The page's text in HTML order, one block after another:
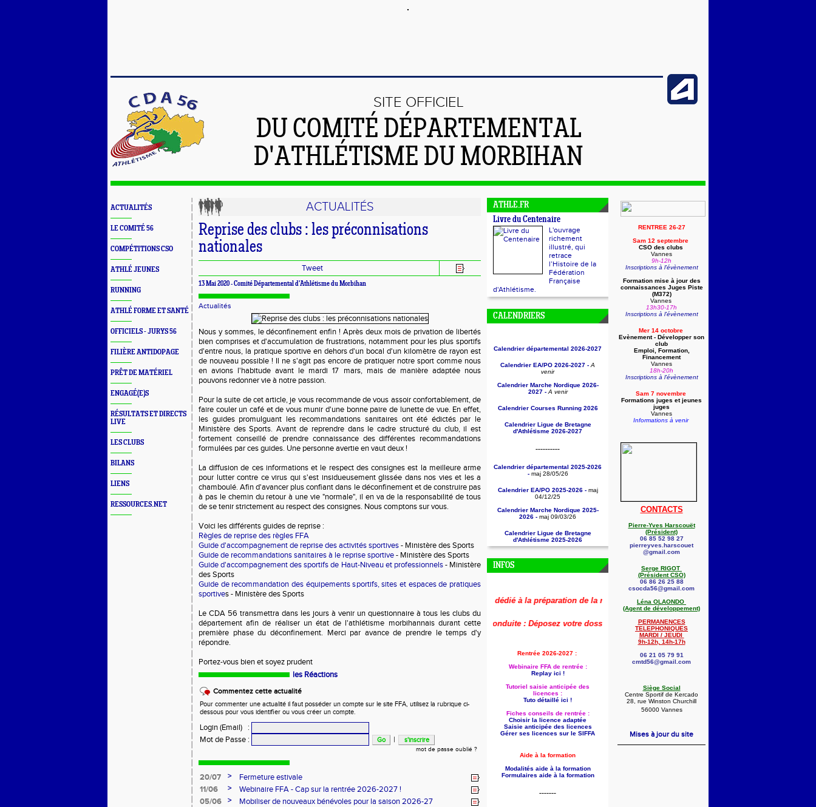
SITE OFFICIEL
DU COMITÉ DÉPARTEMENTAL
D'ATHLÉTISME DU MORBIHAN
ACTUALITÉS
LE COMITÉ 56
COMPÉTITIONS CSO
ATHLÉ JEUNES
RUNNING
ATHLÉ FORME ET SANTÉ
OFFICIELS - JURYS 56
FILIÈRE ANTIDOPAGE
PRÊT DE MATÉRIEL
ENGAGÉ(E)S
RÉSULTATS ET DIRECTS
LIVE
LES CLUBS
BILANS
LIENS
RESSOURCES.NET
ACTUALITÉS
Reprise des clubs : les préconnisations
nationales
Tweet
13 Mai 2020 -Comité Départemental d'Athlétisme du Morbihan
Actualités
Nous y sommes, le déconfinement enfin ! Après deux mois de privation de libertés
bien comprises et d'accumulation de frustrations, notamment pour les plus sportifs
d'entre nous, la pratique sportive en dehors d'un bocal d'un kilomètre de rayon est
de nouveau possible ! Il ne s'agit pas encore de pratiquer notre sport comme nous
en avions l'habitude avant le mardi 17 mars, mais de manière adaptée nous
pouvons redonner vie à notre passion.
Pour la suite de cet article, je vous recommande de vous assoir confortablement, de
faire couler un café et de vous munir d'une bonne paire de lunette de vue. En effet,
les guides promulguant les recommandations sanitaires ont été édictés par le
Ministère des Sports. Avant de reprendre dans le cadre structuré du club, il est
fortement conseillé de prendre connaissance des différentes recommandations
formulées par ces guides. Une personne avertie en vaut deux !
La diffusion de ces informations et le respect des consignes est la meilleure arme
pour lutter contre ce virus qui s'est insidueusement glissée dans nos vies et les a
chamboulé. Afin d'avancer plus confiant dans le déconfinement et de construire pas
à pas le chemin du retour à une vie "normale", il en va de la responsabilité de tous
de se tenir strictement au respect des consignes. Nous comptons sur vous.
Voici les différents guides de reprise :
Règles de reprise des règles FFA
Guide d'accompagnement de reprise des activités sportives- Ministère des Sports
Guide de recommandations sanitaires à le reprise sportive- Ministère des Sports
Guide d'accompagnement des sportifs de Haut-Niveau et professionnels- Ministère
des Sports
Guide de recommandation des équipements sportifs, sites et espaces de pratiques
sportives - Ministère des Sports
Le CDA 56 transmettra dans les jours à venir un questionnaire à tous les clubs du
département afin de réaliser un état de l'athlétisme morbihannais durant cette
première phase du déconfinement. Merci par avance de prendre le temps d'y
répondre.
Portez-vous bien et soyez prudent
les Réactions
Commentez cette actualité
Pour commenter une actualité il faut posséder un compte sur le site FFA, utilisez la rubrique ci-
dessous pour vous identifier ou vous créer un compte.
Login (Email)
:
Mot de Passe : |
mot de passe oublié ?
20/07 >
Fermeture estivale
11/06
>
Webinaire FFA - Cap sur la rentrée 2026-2027 !
05/06
>
Mobiliser de nouveaux bénévoles pour la saison 2026-27
ATHLE.FR
Livre du Centenaire
L'ouvrage
richement
illustré, qui
retrace
l’Histoire de la
Fédération
Française
d'Athlétisme.
CALENDRIERS
Calendrier départemental 2026-2027
Calendrier EA/PO 2026-2027 - A
venir
Calendrier Marche Nordique 2026-
2027 - A venir
Calendrier Courses Running 2026
Calendrier Ligue de Bretagne
d'Athlétisme 2026-2027
----------
Calendrier départemental 2025-2026
- maj 28/05/26
Calendrier EA/PO 2025-2026 - maj
04/12/25
Calendrier Marche Nordique 2025-
2026 - maj 09/03/26
Calendrier Ligue de Bretagne
d'Athlétisme 2025-2026
INFOS
Le replay du webinaire dédié à la préparation de la rentrée 2026-2027 (dont la saisie anticipée des licences) est
🚨Aide à la formation reconduite : Déposez votre dossier dès maintenant !🚨👇
Rentrée 2026-2027 :
Webinaire FFA de rentrée :
Replay ici !
Tutoriel saisie anticipée des
licences :
Tuto détaillé ici !
Fiches conseils de rentrée :
Choisir la licence adaptée
Saisie anticipée des licences
Gérer ses licences sur le SIFFA
Aide à la formation
Modalités aide à la formation
Formulaires aide à la formation
-------
RENTREE 26-27
Sam 12 septembre
CSO des clubs
Vannes
9h-12h
Inscriptions à l'évènement
Formation mise à jour des
connaissances Juges Piste
(M372)
Vannes
13h30-17h
Inscriptions à l'évènement
Mer 14 octobre
Evènement - Développer son
club
Emploi, Formation,
Financement
Vannes
18h-20h
Inscriptions à l'évènement
Sam 7 novembre
Formations juges et jeunes
juges
Vannes
Informations à venir
CONTACTS
Pierre-Yves Harscouët
(Président)
06 85 52 98 27
pierreyves.harscouet
@gmail.com
Serge RIGOT
(Président CSO)
06 86 26 25 88
csocda56@gmail.com
Léna OLAONDO
(Agent de développement)
PERMANENCES
TELEPHONIQUES
MARDI / JEUDI
9h-12h, 14h-17h
06 21 05 79 91
cmtd56@gmail.com
Siège Social
Centre Sportif de Kercado
28, rue Winston Churchill
56000 Vannes
Mises à jour du site